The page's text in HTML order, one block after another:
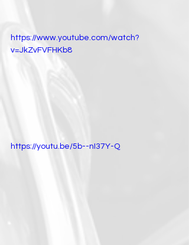
https://www.youtube.com/watch?
v=JkZvFVFHKb8
https://youtu.be/5b--nI37Y-Q